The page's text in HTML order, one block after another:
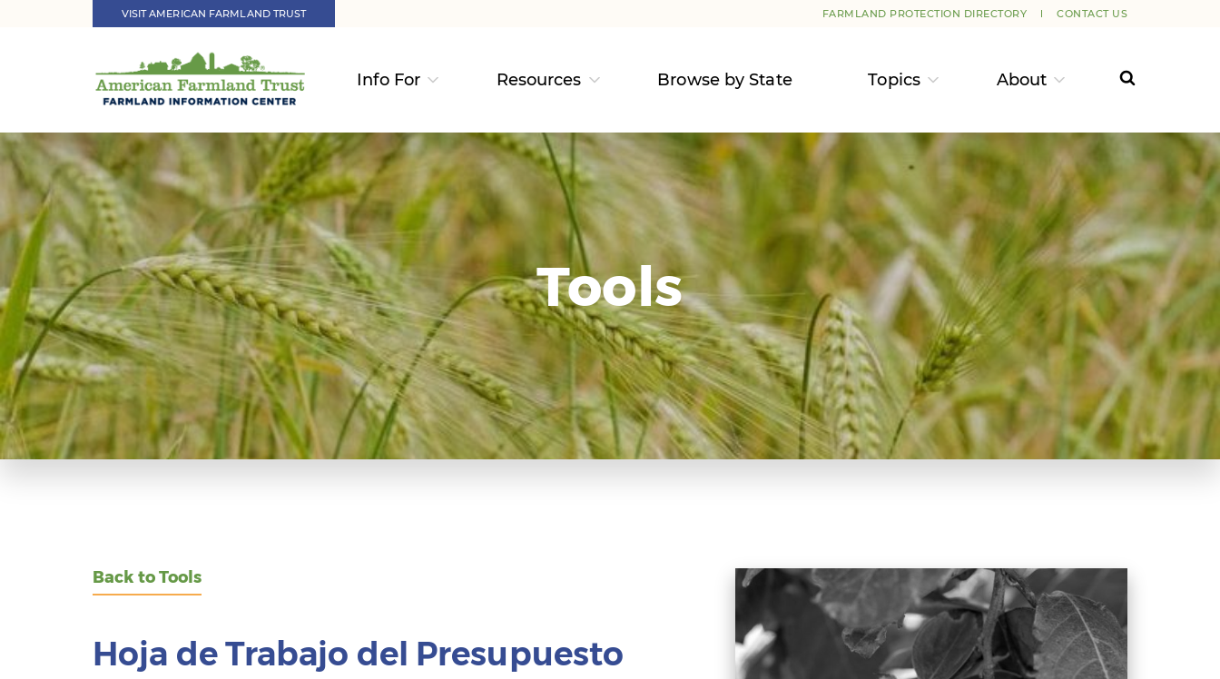
VISIT AMERICAN FARMLAND TRUST FARMLAND PROTECTION DIRECTORY CONTACT US
Info For Resources Browse by State Topics About
Tools
Back to Tools
Hoja de Trabajo del Presupuesto